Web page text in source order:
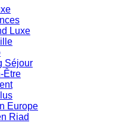
Luxe
Séjour
Être
Europe
Riad